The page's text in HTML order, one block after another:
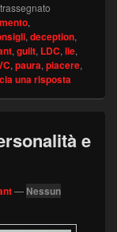
,
, deception,
, guilt, LDC, lie,
, paura, piacere,
una risposta
e
— Nessun